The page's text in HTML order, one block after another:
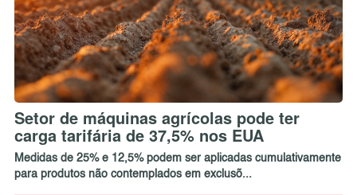
Setor de máquinas agrícolas pode ter
carga tarifária de 37,5% nos EUA
Medidas de 25% e 12,5% podem ser aplicadas cumulativamente
para produtos não contemplados em exclusõ...